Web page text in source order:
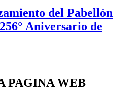
del Pabellón
Aniversario de
PAGINA WEB